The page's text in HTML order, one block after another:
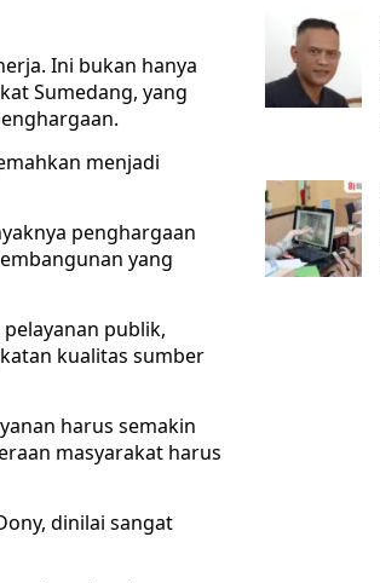
Ini bukan hanya
Sumedang, yang
menjadi
penghargaan
yang
publik,
kualitas sumber
harus semakin
masyarakat harus
dinilai sangat